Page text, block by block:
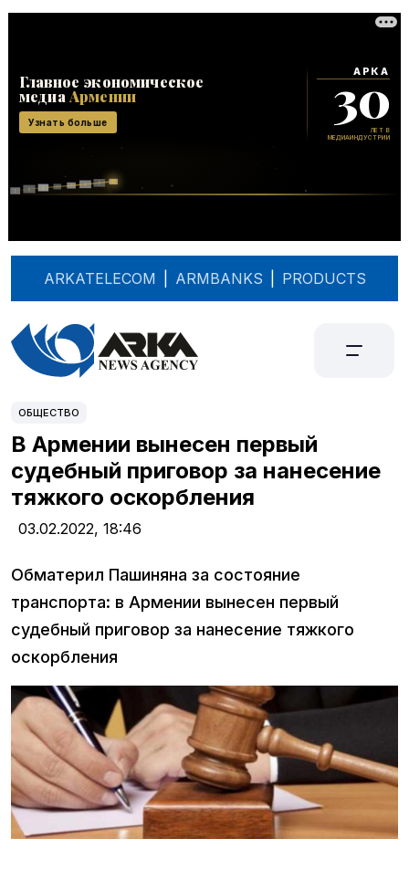
ARKATELECOM ARMBANKS PRODUCTS
ОБЩЕСТВО
В Армении вынесен первый
судебный приговор за нанесение
тяжкого оскорбления
03.02.2022, 18:46
Обматерил Пашиняна за состояние
транспорта: в Армении вынесен первый
судебный приговор за нанесение тяжкого
оскорбления